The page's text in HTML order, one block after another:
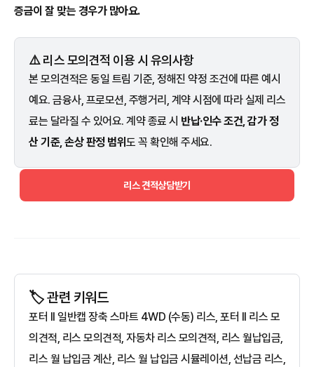
증금이 잘 맞는 경우가 많아요.
⚠️ 리스 모의견적 이용 시 유의사항
본 모의견적은 동일 트림 기준, 정해진 약정 조건에 따른 예시
예요. 금융사, 프로모션, 주행거리, 계약 시점에 따라 실제 리스
료는 달라질 수 있어요. 계약 종료 시 반납·인수 조건, 감가 정
산 기준, 손상 판정 범위도 꼭 확인해 주세요.
리스 견적상담받기
🏷️ 관련 키워드
포터 II 일반캡 장축 스마트 4WD (수동) 리스, 포터 II 리스 모
의견적, 리스 모의견적, 자동차 리스 모의견적, 리스 월납입금,
리스 월 납입금 계산, 리스 월 납입금 시뮬레이션, 선납금 리스,